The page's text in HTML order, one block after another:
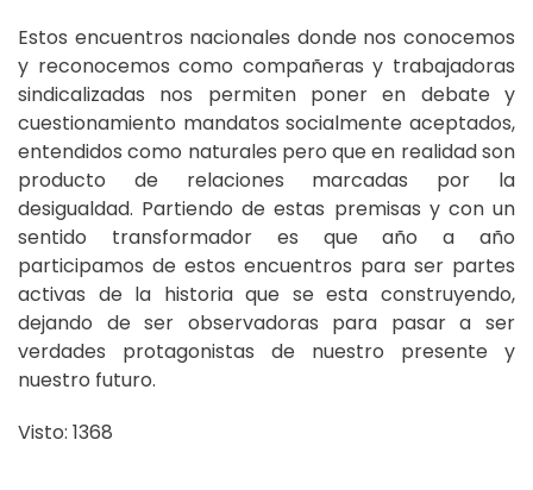
Estos encuentros nacionales donde nos conocemos
y reconocemos como compañeras y trabajadoras
sindicalizadas nos permiten poner en debate y
cuestionamiento mandatos socialmente aceptados,
entendidos como naturales pero que en realidad son
producto de relaciones marcadas por la
desigualdad. Partiendo de estas premisas y con un
sentido transformador es que año a año
participamos de estos encuentros para ser partes
activas de la historia que se esta construyendo,
dejando de ser observadoras para pasar a ser
verdades protagonistas de nuestro presente y
nuestro futuro.
Visto: 1368